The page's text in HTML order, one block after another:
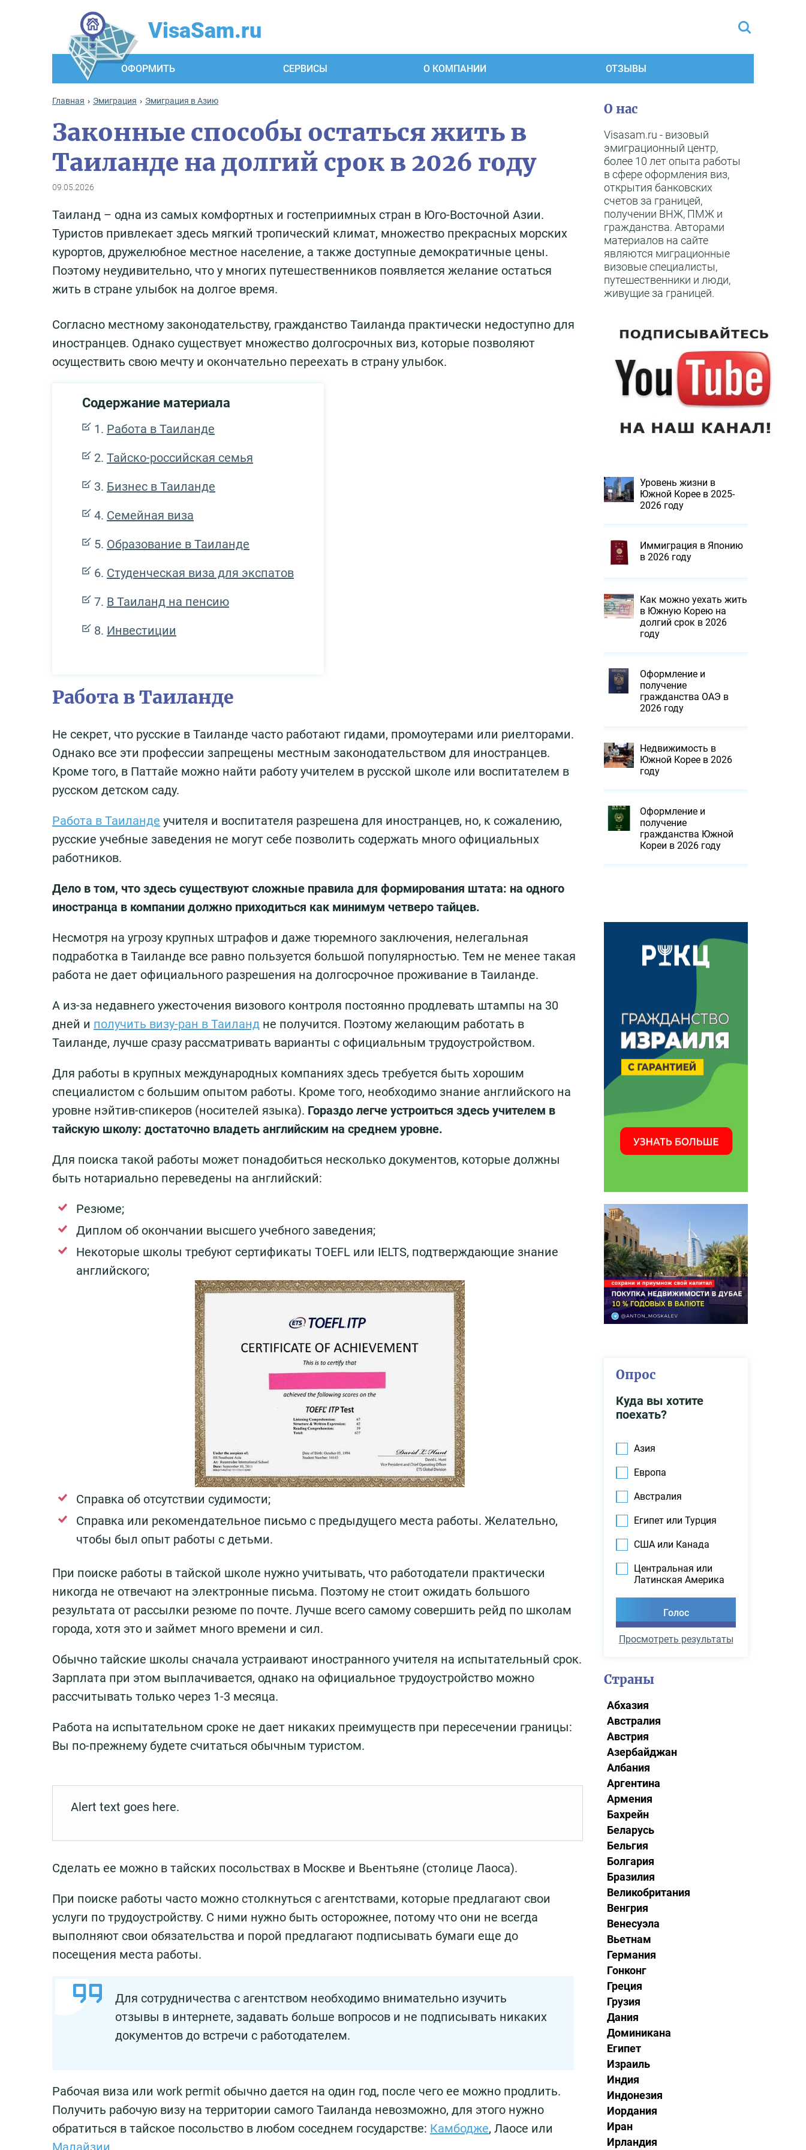
VisaSam.ru
ОФОРМИТЬ СЕРВИСЫ О КОМПАНИИ ОТЗЫВЫ
Главная Эмиграция Эмиграция в Азию
Законные способы остаться жить в
Таиланде на долгий срок в 2026 году
09.05.2026
Таиланд – одна из самых комфортных и гостеприимных стран в Юго-Восточной Азии.
Туристов привлекает здесь мягкий тропический климат, множество прекрасных морских
курортов, дружелюбное местное население, а также доступные демократичные цены.
Поэтому неудивительно, что у многих путешественников появляется желание остаться
жить в стране улыбок на долгое время.
Согласно местному законодательству, гражданство Таиланда практически недоступно для
иностранцев. Однако существует множество долгосрочных виз, которые позволяют
осуществить свою мечту и окончательно переехать в страну улыбок.
Содержание материала
Работа в Таиланде
Тайско-российская семья
Бизнес в Таиланде
Семейная виза
Образование в Таиланде
Студенческая виза для экспатов
В Таиланд на пенсию
Инвестиции
Работа в Таиланде
Не секрет, что русские в Таиланде часто работают гидами, промоутерами или риелторами.
Однако все эти профессии запрещены местным законодательством для иностранцев.
Кроме того, в Паттайе можно найти работу учителем в русской школе или воспитателем в
русском детском саду.
Работа в Таиланде учителя и воспитателя разрешена для иностранцев, но, к сожалению,
русские учебные заведения не могут себе позволить содержать много официальных
работников.
Дело в том, что здесь существуют сложные правила для формирования штата: на одного
иностранца в компании должно приходиться как минимум четверо тайцев.
Несмотря на угрозу крупных штрафов и даже тюремного заключения, нелегальная
подработка в Таиланде все равно пользуется большой популярностью. Тем не менее такая
работа не дает официального разрешения на долгосрочное проживание в Таиланде.
А из-за недавнего ужесточения визового контроля постоянно продлевать штампы на 30
дней и получить визу-ран в Таиланд не получится. Поэтому желающим работать в
Таиланде, лучше сразу рассматривать варианты с официальным трудоустройством.
Для работы в крупных международных компаниях здесь требуется быть хорошим
специалистом с большим опытом работы. Кроме того, необходимо знание английского на
уровне нэйтив-спикеров (носителей языка). Гораздо легче устроиться здесь учителем в
тайскую школу: достаточно владеть английским на среднем уровне.
Для поиска такой работы может понадобиться несколько документов, которые должны
быть нотариально переведены на английский:
Резюме;
Диплом об окончании высшего учебного заведения;
Некоторые школы требуют сертификаты TOEFL или IELTS, подтверждающие знание
английского;
Справка об отсутствии судимости;
Справка или рекомендательное письмо с предыдущего места работы. Желательно,
чтобы был опыт работы с детьми.
При поиске работы в тайской школе нужно учитывать, что работодатели практически
никогда не отвечают на электронные письма. Поэтому не стоит ожидать большого
результата от рассылки резюме по почте. Лучше всего самому совершить рейд по школам
города, хотя это и займет много времени и сил.
Обычно тайские школы сначала устраивают иностранного учителя на испытательный срок.
Зарплата при этом выплачивается, однако на официальное трудоустройство можно
рассчитывать только через 1-3 месяца.
Работа на испытательном сроке не дает никаких преимуществ при пересечении границы:
Вы по-прежнему будете считаться обычным туристом.
Alert text goes here.
Сделать ее можно в тайских посольствах в Москве и Вьентьяне (столице Лаоса).
При поиске работы часто можно столкнуться с агентствами, которые предлагают свои
услуги по трудоустройству. С ними нужно быть осторожнее, потому что они не всегда
выполняют свои обязательства и порой предлагают подписывать бумаги еще до
посещения места работы.
Для сотрудничества с агентством необходимо внимательно изучить
отзывы в интернете, задавать больше вопросов и не подписывать никаких
документов до встречи с работодателем.
Рабочая виза или work permit обычно дается на один год, после чего ее можно продлить.
Получить рабочую визу на территории самого Таиланда невозможно, для этого нужно
обратиться в тайское посольство в любом соседнем государстве: Камбодже, Лаосе или
О нас
Visasam.ru - визовый
эмиграционный центр,
более 10 лет опыта работы
в сфере оформления виз,
открытия банковских
счетов за границей,
получении ВНЖ, ПМЖ и
гражданства. Авторами
материалов на сайте
являются миграционные
визовые специалисты,
путешественники и люди,
живущие за границей.
Уровень жизни в
Южной Корее в 2025-
2026 году
Иммиграция в Японию
в 2026 году
Как можно уехать жить
в Южную Корею на
долгий срок в 2026
году
Оформление и
получение
гражданства ОАЭ в
2026 году
Недвижимость в
Южной Корее в 2026
году
Оформление и
получение
гражданства Южной
Кореи в 2026 году
Опрос
Куда вы хотите
поехать?
Азия
Европа
Австралия
Египет или Турция
США или Канада
Центральная или
Латинская Америка
Просмотреть результаты
Страны
Абхазия
Австралия
Австрия
Азербайджан
Албания
Аргентина
Армения
Бахрейн
Беларусь
Бельгия
Болгария
Бразилия
Великобритания
Венгрия
Венесуэла
Вьетнам
Германия
Гонконг
Греция
Грузия
Дания
Доминикана
Египет
Израиль
Индия
Индонезия
Иордания
Иран
Ирландия